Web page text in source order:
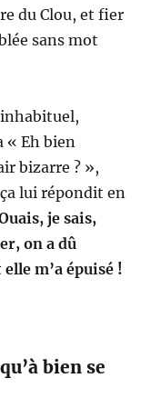
du Clou, et fier
sans mot
« Eh bien
bizarre ? »,
lui répondit en
je sais,
on a dû
m’a épuisé !
bien se